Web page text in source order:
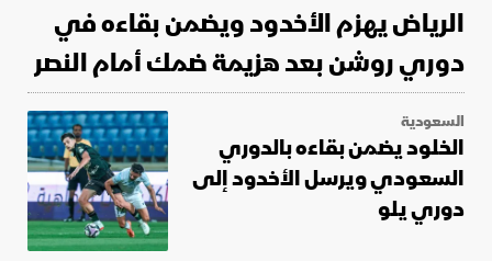
الرياض يهزم الأخدود ويضمن بقاءه في
دوري روشن بعد هزيمة ضمك أمام النصر
السعودية
الخلود يضمن بقاءه بالدوري
السعودي ويرسل الأخدود إلى
دوري يلو